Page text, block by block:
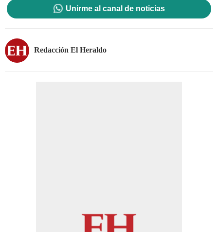
Unirme al canal de noticias
Redacción El Heraldo